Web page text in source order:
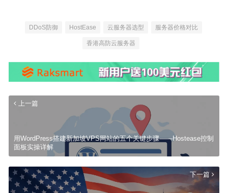
DDoS防御 HostEase 云服务器选型 服务器价格对比
香港高防云服务器
上一篇
用WordPress搭建新加坡VPS网站的五个关键步骤——Hostease控制
面板实操详解
下一篇